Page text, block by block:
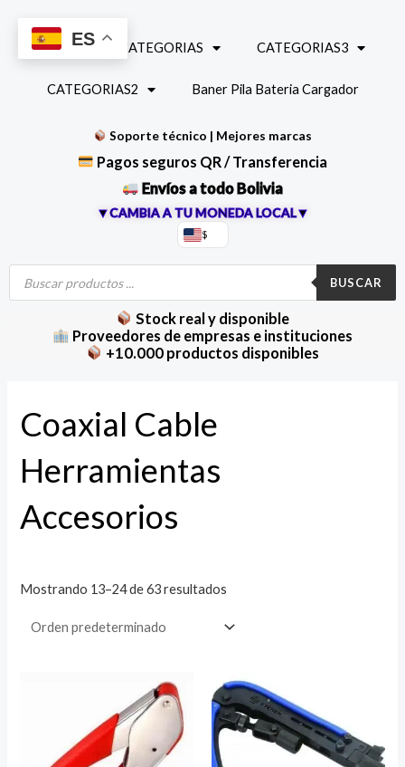
contenido
INICIO CATEGORIAS CATEGORIAS3
CATEGORIAS2 Baner Pila Bateria Cargador
Soporte técnico | Mejores marcas
Pagos seguros QR / Transferencia
Envíos a todo Bolivia
▼CAMBIA A TU MONEDA LOCAL▼
$
Búsqueda
productos
BUSCAR
Stock real y disponible
Proveedores de empresas e instituciones
+10.000 productos disponibles
Coaxial Cable
Herramientas
Accesorios
Mostrando 13–24 de 63 resultados
ES